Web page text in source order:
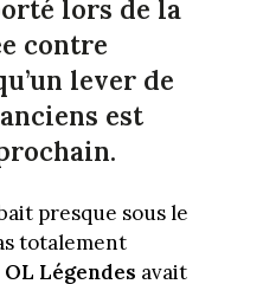
lors de la
contre
lever de
est
presque sous le
totalement
OL Légendes avait